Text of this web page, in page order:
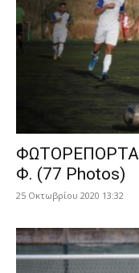
Φ. (77 Photos)
25 Οκτωβρίου 2020 13:32